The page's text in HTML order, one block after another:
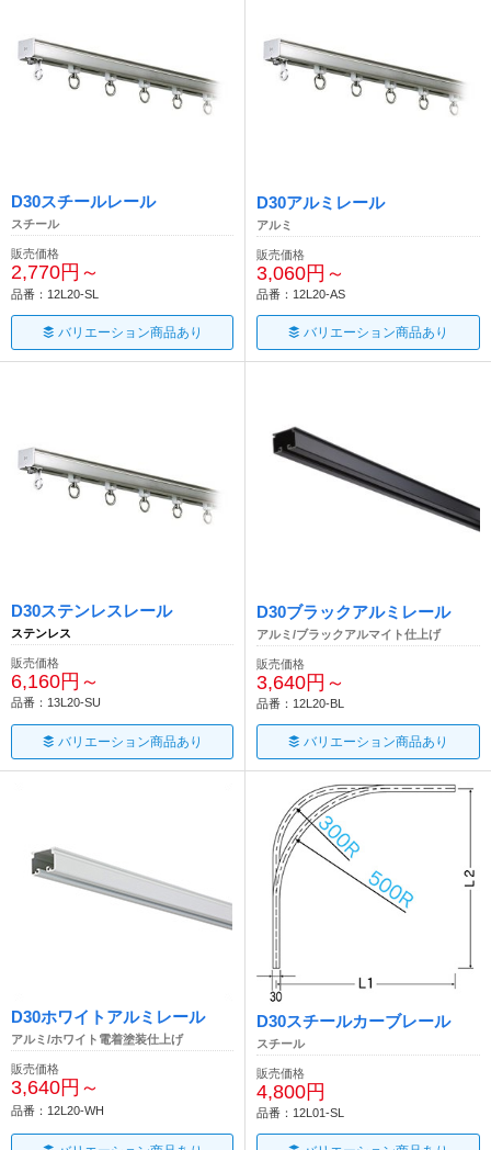
D30スチールレール
スチール
販売価格
2,770円～
品番：12L20-SL
バリエーション商品あり
D30アルミレール
アルミ
販売価格
3,060円～
品番：12L20-AS
バリエーション商品あり
D30ステンレスレール
ステンレス
販売価格
6,160円～
品番：13L20-SU
バリエーション商品あり
D30ブラックアルミレール
アルミ/ブラックアルマイト仕上げ
販売価格
3,640円～
品番：12L20-BL
バリエーション商品あり
D30ホワイトアルミレール
アルミ/ホワイト電着塗装仕上げ
販売価格
3,640円～
品番：12L20-WH
D30スチールカーブレール
スチール
販売価格
4,800円
品番：12L01-SL